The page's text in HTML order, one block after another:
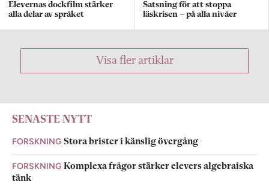
Elevernas dockfilm stärker
alla delar av språket
Satsning för att stoppa
läskrisen – på alla nivåer
Visa fler artiklar
SENASTE NYTT
FORSKNING Stora brister i känslig övergång
FORSKNING Komplexa frågor stärker elevers algebraiska
tänk